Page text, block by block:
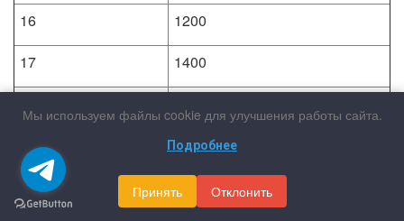
16
1200
17
1400
19
2200
20
2600
Мы используем файлы cookie для улучшения работы сайта.
Подробнее
Принять Отклонить